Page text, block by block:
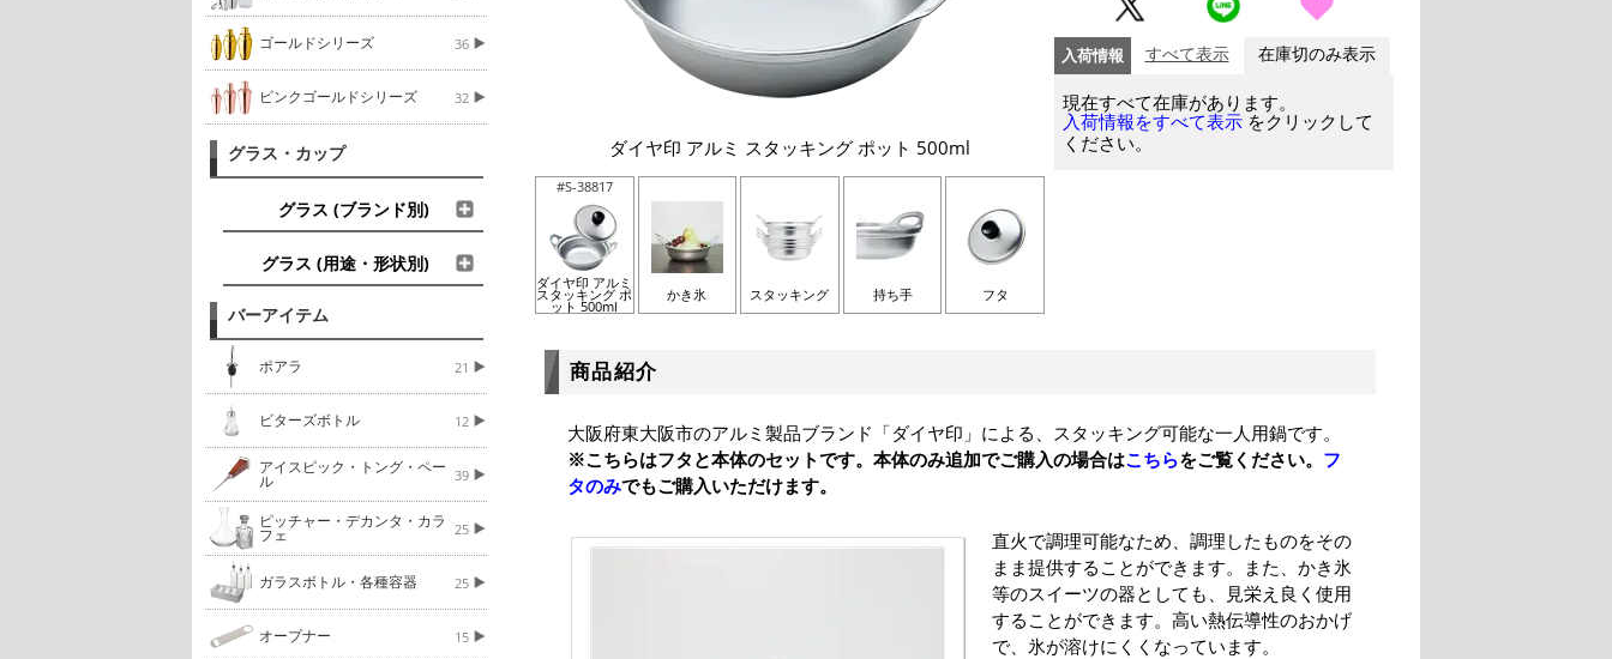
ゴールドシリーズ 36
ピンクゴールドシリーズ 32
グラス・カップ
グラス (ブランド別)
グラス (用途・形状別)
バーアイテム
ポアラ 21
ビターズボトル 12
アイスピック・トング・ペー
ル 39
ピッチャー・デカンタ・カラ
フェ 25
ガラスボトル・各種容器 25
オープナー 15
ダイヤ印 アルミ スタッキング ポット 500ml
#S-38817
ダイヤ印 アルミ
スタッキング ポ
ット 500ml
かき氷 スタッキング 持ち手 フタ
入荷情報 すべて表示 在庫切のみ表示
現在すべて在庫があります。
入荷情報をすべて表示 をクリックして
ください。
商品紹介
大阪府東大阪市のアルミ製品ブランド「ダイヤ印」による、スタッキング可能な一人用鍋です。
※こちらはフタと本体のセットです。本体のみ追加でご購入の場合はこちらをご覧ください。 フ
タのみでもご購入いただけます。
直火で調理可能なため、調理したものをその
まま提供することができます。また、かき氷
等のスイーツの器としても、見栄え良く使用
することができます。高い熱伝導性のおかげ
で、氷が溶けにくくなっています。